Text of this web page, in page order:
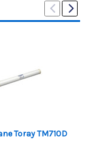
Toray TM710D